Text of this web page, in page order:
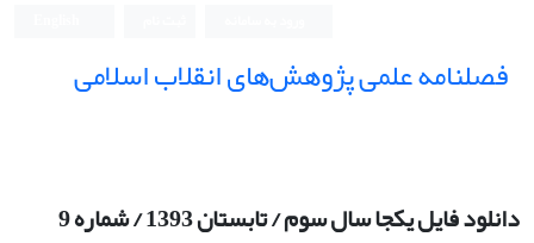
فصلنامه علمی پژوهش‌های انقلاب اسلامی
دانلود فایل یکجا سال سوم / تابستان 1393 / شماره 9